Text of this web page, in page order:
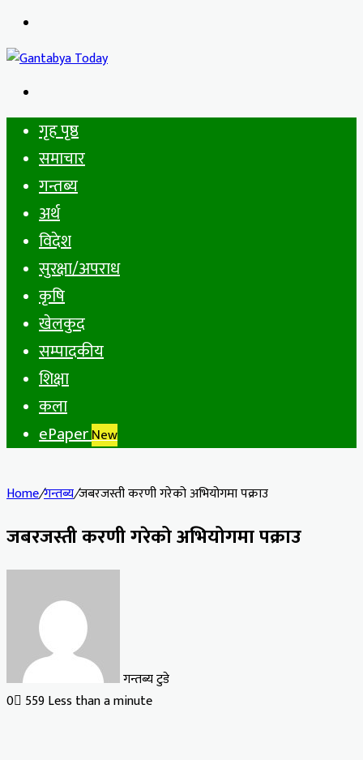
for
गृह पृष्ठ
समाचार
गन्तब्य
अर्थ
विदेश
सुरक्षा/अपराध
कृषि
खेलकुद
सम्पादकीय
शिक्षा
कला
ePaperNew
Home/गन्तब्य/जबरजस्ती करणी गरेको अभियोगमा पक्राउ
जबरजस्ती करणी गरेको अभियोगमा पक्राउ
गन्तब्य टुडे
0 559Less than a minute